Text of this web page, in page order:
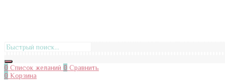
0 Список желаний 0 Сравнить
0 Корзина